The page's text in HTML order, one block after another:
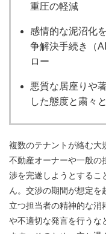
重圧の軽減
感情的な泥沼化
争解決手続き（
ロー
悪質な居座りや
した態度と粛々
複数のテナントが絡む大
不動産オーナーや一般の
渉を完遂しようとするこ
ん。交渉の期間が想定を
立つ担当者の精神的な消
や不適切な発言を行うな